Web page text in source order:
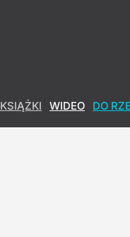
KSIĄŻKI WIDEO DO